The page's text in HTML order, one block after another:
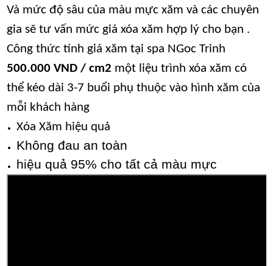
Và mức độ sâu của màu mực xăm và các chuyên
gia sẽ tư vấn mức giá xóa xăm hợp lý cho bạn .
Công thức tính giá xăm tại spa NGoc Trinh
500.000 VND / cm2 một liệu trình xóa xăm có
thể kéo dài 3-7 buổi phụ thuộc vào hình xăm của
mỗi khách hàng
Xóa Xăm hiệu quả
Không đau an toàn
hiệu quả 95% cho tất cả màu mực